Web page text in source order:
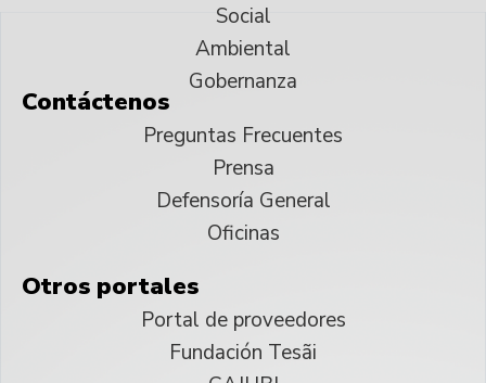
Social
Ambiental
Gobernanza
Contáctenos
Preguntas Frecuentes
Prensa
Defensoría General
Oficinas
Otros portales
Portal de proveedores
Fundación Tesãi